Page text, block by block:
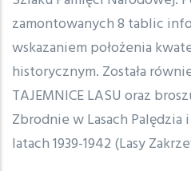
zamontowanych 8 tablic
wskazaniem położenia
historycznym. Została
TAJEMNICE LASU oraz
Zbrodnie w Lasach
latach 1939-1942 (Lasy